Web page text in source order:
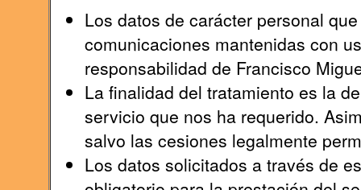
Los datos de carácter personal
comunicaciones mantenidas con
responsabilidad de Francisco
La finalidad del tratamiento es la
servicio que nos ha requerido.
salvo las cesiones legalmente
Los datos solicitados a través de